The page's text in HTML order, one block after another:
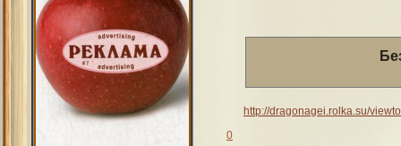
http://dragonagei.rolka.su/
0